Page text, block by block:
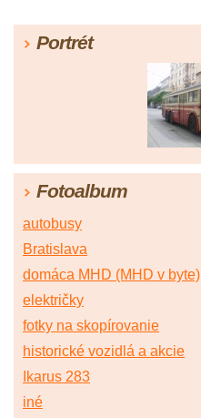
Portrét
Fotoalbum
autobusy
Bratislava
domáca MHD (MHD v byte)
električky
fotky na skopírovanie
historické vozidlá a akcie
Ikarus 283
iné